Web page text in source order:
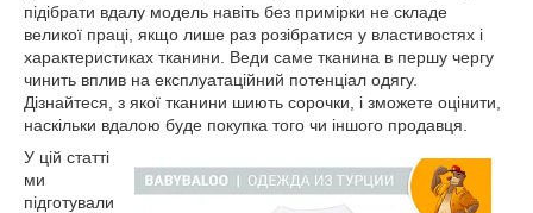
підібрати вдалу модель навіть без примірки не складе
великої праці, якщо лише раз розібратися у властивостях і
характеристиках тканини. Веди саме тканина в першу чергу
чинить вплив на експлуатаційний потенціал одягу.
Дізнайтеся, з якої тканини шиють сорочки, і зможете оцінити,
наскільки вдалою буде покупка того чи іншого продавця.
У цій статті
ми
підготували